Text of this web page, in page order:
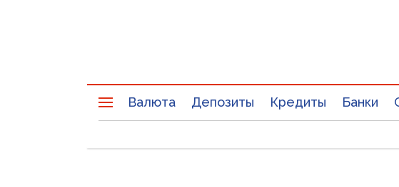
Валюта Депозиты Кредиты Банки